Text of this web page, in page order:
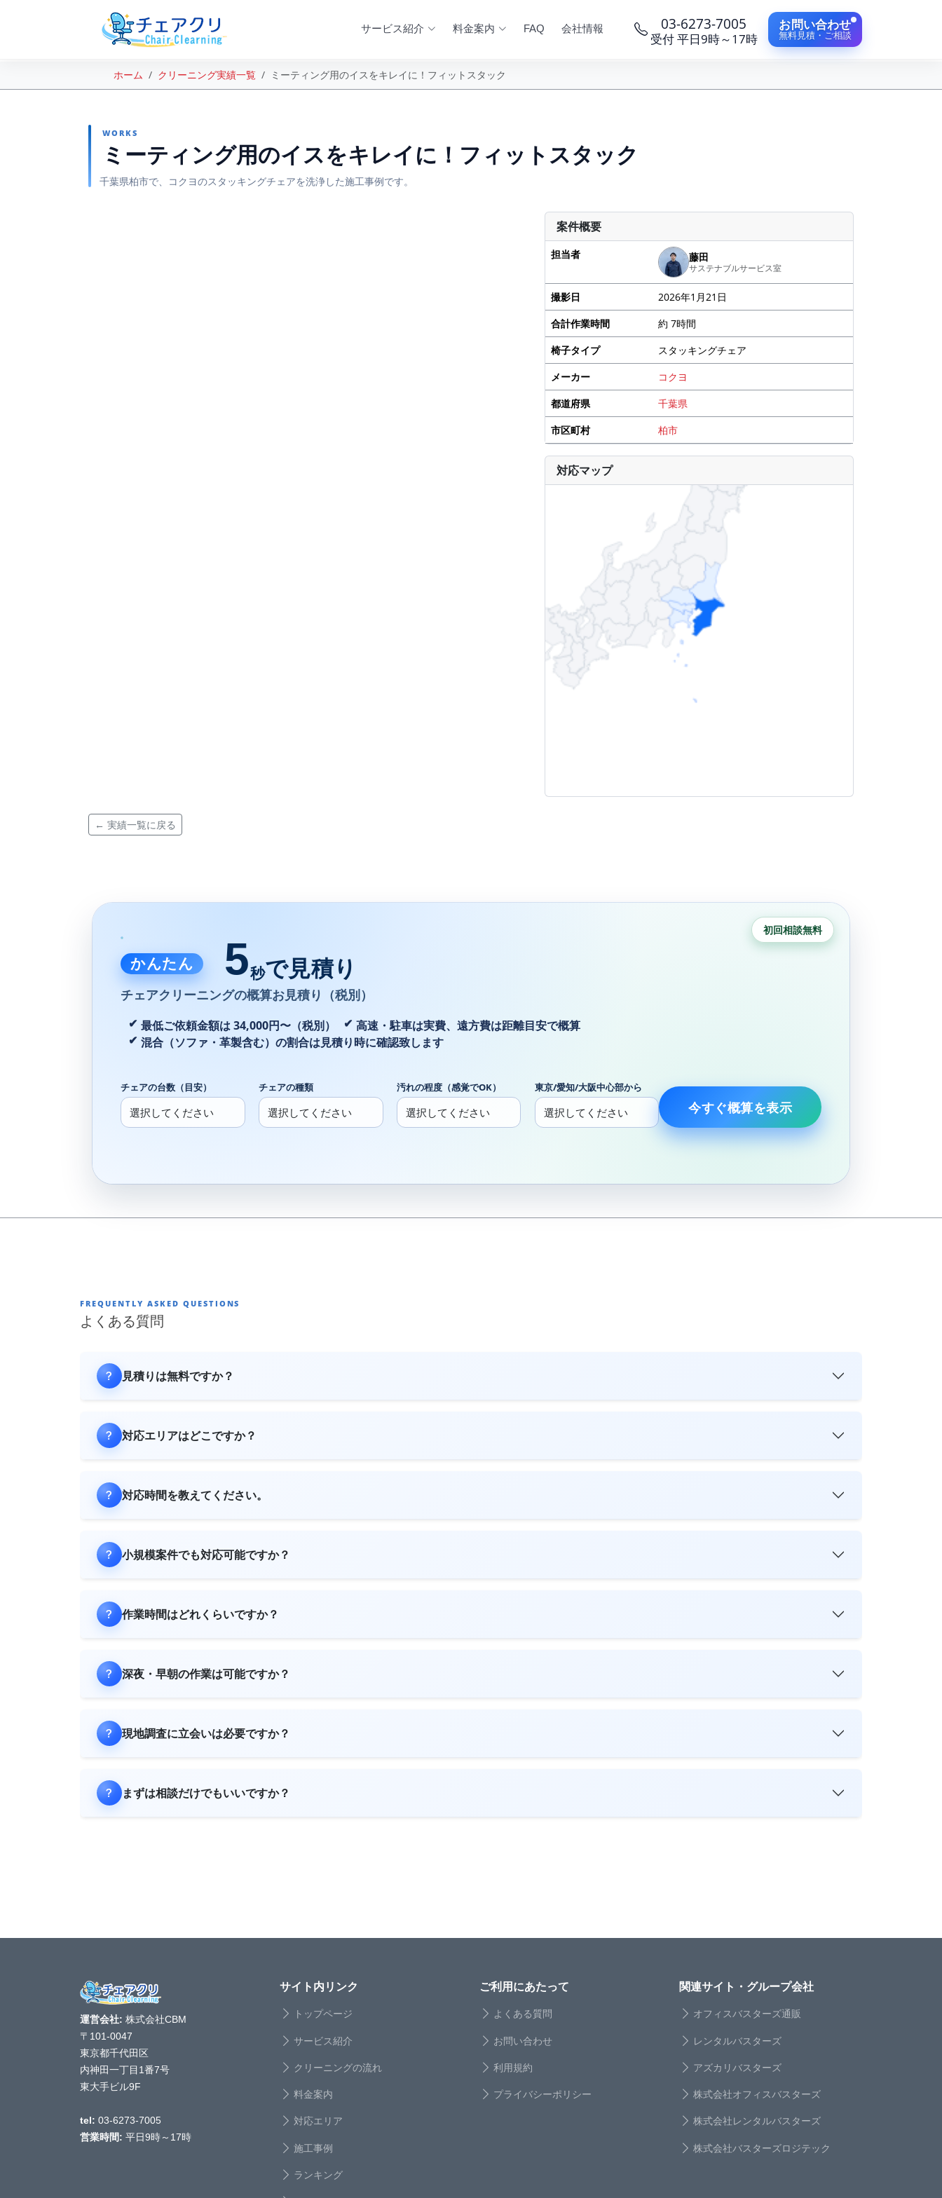
サービス紹介 料金案内 FAQ 会社情報 03-6273-7005
受付 平日9時～17時
お問い合わせ
無料見積・ご相談
ホーム クリーニング実績一覧 ミーティング用のイスをキレイに！フィットスタック
WORKS
ミーティング用のイスをキレイに！フィットスタック
千葉県柏市で、コクヨのスタッキングチェアを洗浄した施工事例です。
案件概要
担当者 藤田
サステナブルサービス室
撮影日
2026年1月21日
合計作業時間
約 7時間
椅子タイプ
スタッキングチェア
メーカー
コクヨ
都道府県
千葉県
市区町村
柏市
対応マップ
← 実績一覧に戻る
初回相談無料
かんたん 5秒で見積り
チェアクリーニングの概算お見積り（税別）
最低ご依頼金額は 34,000円〜（税別）
高速・駐車は実費、遠方費は距離目安で概算
混合（ソファ・革製含む）の割合は見積り時に確認致します
チェアの台数（目安） チェアの種類 汚れの程度（感覚でOK） 東京/愛知/大阪中心部から
今すぐ概算を表示
FREQUENTLY ASKED QUESTIONS
よくある質問
見積りは無料ですか？
対応エリアはどこですか？
対応時間を教えてください。
小規模案件でも対応可能ですか？
作業時間はどれくらいですか？
深夜・早朝の作業は可能ですか？
現地調査に立会いは必要ですか？
まずは相談だけでもいいですか？
運営会社: 株式会社CBM
〒101-0047
東京都千代田区
内神田一丁目1番7号
東大手ビル9F
tel: 03-6273-7005
営業時間: 平日9時～17時
サイト内リンク
トップページ
サービス紹介
クリーニングの流れ
料金案内
対応エリア
施工事例
ランキング
ご利用にあたって
よくある質問
お問い合わせ
利用規約
プライバシーポリシー
関連サイト・グループ会社
オフィスバスターズ通販
レンタルバスターズ
アズカリバスターズ
株式会社オフィスバスターズ
株式会社レンタルバスターズ
株式会社バスターズロジテック